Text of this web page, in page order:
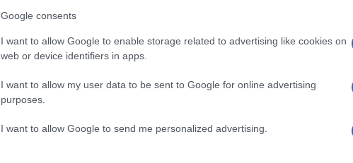
Google consents
I want to allow Google to enable storage related to advertising like cookies on
web or device identifiers in apps.
I want to allow my user data to be sent to Google for online advertising
purposes.
I want to allow Google to send me personalized advertising.
Σχολίασε εδώ